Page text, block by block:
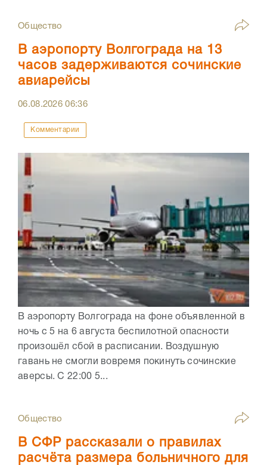
Общество
В аэропорту Волгограда на 13
часов задерживаются сочинские
авиарейсы
06.08.202606:36
Комментарии
В аэропорту Волгограда на фоне объявленной в
ночь с 5 на 6 августа беспилотной опасности
произошёл сбой в расписании. Воздушную
гавань не смогли вовремя покинуть сочинские
аверсы. С 22:00 5...
Общество
В СФР рассказали о правилах
расчёта размера больничного для